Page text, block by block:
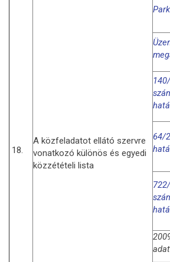
18.
A közfeladatot ellátó szervre
vonatkozó különös és egyedi
közzétételi lista
64/